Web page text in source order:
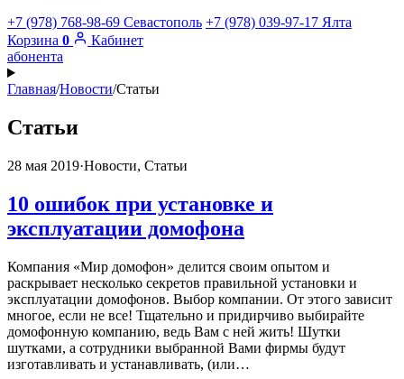
+7 (978) 768-98-69 Севастополь +7 (978) 039-97-17 Ялта
Корзина 0
Кабинет
абонента
Главная/Новости/Статьи
Статьи
28 мая 2019·Новости, Статьи
10 ошибок при установке и
эксплуатации домофона
Компания «Мир домофон» делится своим опытом и
раскрывает несколько секретов правильной установки и
эксплуатации домофонов. Выбор компании. От этого зависит
многое, если не все! Тщательно и придирчиво выбирайте
домофонную компанию, ведь Вам с ней жить! Шутки
шутками, а сотрудники выбранной Вами фирмы будут
изготавливать и устанавливать, (или…